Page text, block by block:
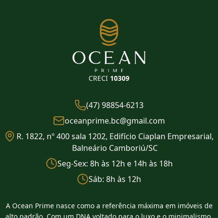
CRECI 10309
(47) 98854-6213
oceanprime.bc@gmail.com
R. 1822, nº 400 sala 1202, Edifício Ciaplan Empresarial,
Balneário Camboriú/SC
Seg-Sex: 8h às 12h e 14h às 18h
Sáb: 8h às 12h
A Ocean Prime nasce como a referência máxima em imóveis de